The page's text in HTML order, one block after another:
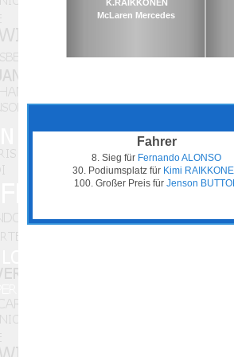
K.RAIKKONEN
McLaren Mercedes
Fahrer
8. Sieg für Fernando ALONSO
30. Podiumsplatz für Kimi
100. Großer Preis für Jenson